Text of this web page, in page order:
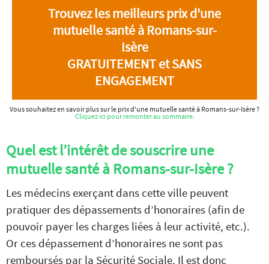
Trouvez les meilleurs prix d'une
mutuelle santé à Romans-sur-
Isère
GRATUITEMENT et SANS
ENGAGEMENT
Vous souhaitez en savoir plus sur le prix d'une mutuelle santé à Romans-sur-Isère ?
Cliquez ici pour remonter au sommaire.
Quel est l’intérêt de souscrire une
mutuelle santé à Romans-sur-Isère ?
Les médecins exerçant dans cette ville peuvent
pratiquer des dépassements d’honoraires (afin de
pouvoir payer les charges liées à leur activité, etc.).
Or ces dépassement d’honoraires ne sont pas
remboursés par la Sécurité Sociale. Il est donc